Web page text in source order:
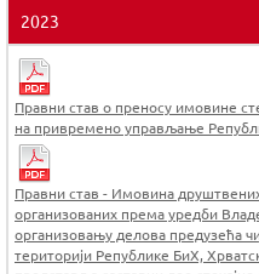
here
2023
Правни став о преносу имовине
на привремено управљање
Правни став - Имовина
организованих према уредби
организовању делова предузећа
територији Републике БиХ,